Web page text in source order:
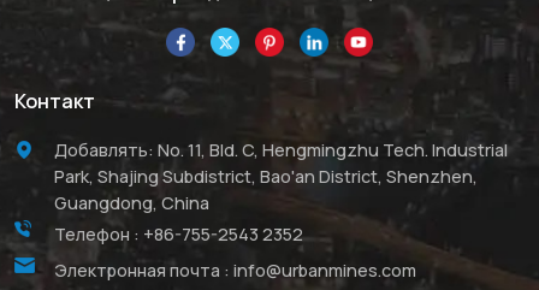
Контакт
Добавлять: No. 11, Bld. C, Hengmingzhu Tech. Industrial
Park, Shajing Subdistrict, Bao'an District, Shenzhen,
Guangdong, China
Телефон : +86-755-2543 2352
Электронная почта : info@urbanmines.com